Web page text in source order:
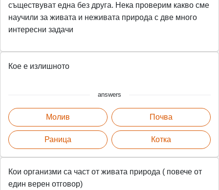
съществуват една без друга. Нека проверим какво сме
научили за живата и неживата природа с две много
интересни задачи
Кое е излишното
answers
Молив
Раница
Почва
Котка
Кои организми са част от живата природа ( повече от
един верен отговор)